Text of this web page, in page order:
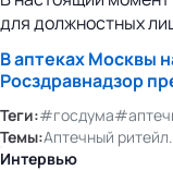
для должностных
В аптеках Москвы
Росздравнадзор
Теги:#госдума
Темы:Аптечный
Интервью